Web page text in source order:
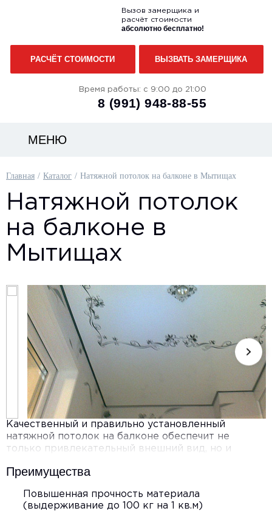
Вызов замерщика и
расчёт стоимости
абсолютно бесплатно!
РАСЧЁТ СТОИМОСТИ ВЫЗВАТЬ ЗАМЕРЩИКА
Время работы: с 9:00 до 21:00
8 (991)948-88-55
МЕНЮ
Главная Каталог Натяжной потолок на балконе в Мытищах
Натяжной потолок
на балконе в
Мытищах
Качественный и правильно установленный
натяжной потолок на балконе обеспечит не
только привлекательный внешний вид, но и
трещины. Срок службы конструкции – не менее 15
Преимущества
Повышенная прочность материала
(выдерживание до 100 кг на 1 кв.м)